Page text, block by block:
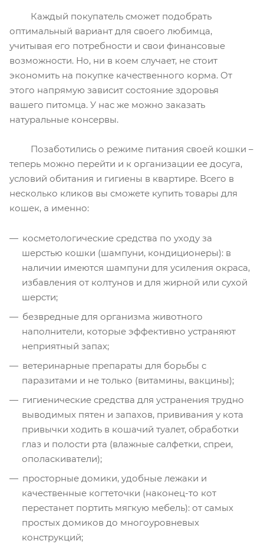
Каждый покупатель сможет подобрать
оптимальный вариант для своего любимца,
учитывая его потребности и свои финансовые
возможности. Но, ни в коем случает, не стоит
экономить на покупке качественного корма. От
этого напрямую зависит состояние здоровья
вашего питомца. У нас же можно заказать
натуральные консервы.
Позаботились о режиме питания своей кошки –
теперь можно перейти и к организации ее досуга,
условий обитания и гигиены в квартире. Всего в
несколько кликов вы сможете купить товары для
кошек, а именно:
косметологические средства по уходу за
шерстью кошки (шампуни, кондиционеры): в
наличии имеются шампуни для усиления окраса,
избавления от колтунов и для жирной или сухой
шерсти;
безвредные для организма животного
наполнители, которые эффективно устраняют
неприятный запах;
ветеринарные препараты для борьбы с
паразитами и не только (витамины, вакцины);
гигиенические средства для устранения трудно
выводимых пятен и запахов, прививания у кота
привычки ходить в кошачий туалет, обработки
глаз и полости рта (влажные салфетки, спреи,
ополаскиватели);
просторные домики, удобные лежаки и
качественные когтеточки (наконец-то кот
перестанет портить мягкую мебель): от самых
простых домиков до многоуровневых
конструкций;